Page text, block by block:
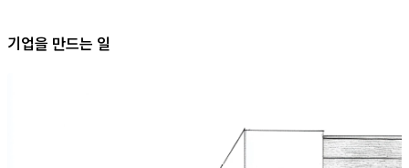
기업을 만드는 일